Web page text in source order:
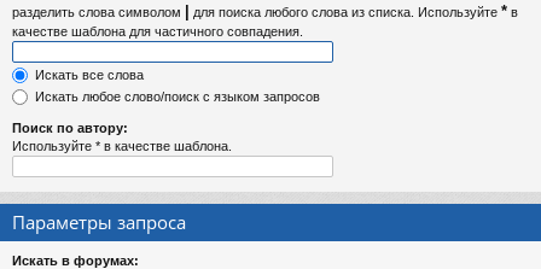
разделить слова символом | для поиска любого слова из списка. Используйте * в
качестве шаблона для частичного совпадения.
Искать все слова
Искать любое слово/поиск с языком запросов
Поиск по автору:
Используйте * в качестве шаблона.
Параметры запроса
Искать в форумах: